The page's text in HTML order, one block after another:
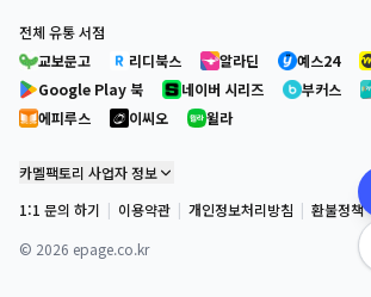
전체 유통 서점
교보문고
리디북스 알라딘 예스24
Google Play 북
네이버 시리즈 부커스
에피루스
이씨오 윌라
카멜팩토리 사업자 정보
1:1 문의 하기 | 이용약관 | 개인정보처리방침 | 환불정책
© 2026 epage.co.kr